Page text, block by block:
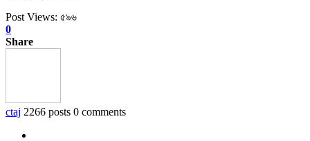
Post Views: ৫৯৬
0
Share
ctaj 2266 posts 0 comments